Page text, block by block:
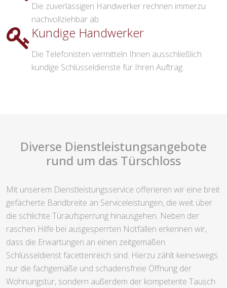
Die zuverlässigen Handwerker rechnen immerzu
nachvollziehbar ab.
Kundige Handwerker
Die Telefonisten vermitteln Ihnen ausschließlich
kundige Schlüsseldienste für Ihren Auftrag.
Diverse Dienstleistungsangebote
rund um das Türschloss
Mit unserem Dienstleistungsservice offerieren wir eine breit
gefächerte Bandbreite an Serviceleistungen, die weit über
die schlichte Türaufsperrung hinausgehen. Neben der
raschen Hilfe bei ausgesperrten Notfällen erkennen wir,
dass die Erwartungen an einen zeitgemäßen
Schlüsseldienst facettenreich sind. Hierzu zählt keineswegs
nur die fachgemäße und schadensfreie Öffnung der
Wohnungstür, sondern außerdem der kompetente Tausch